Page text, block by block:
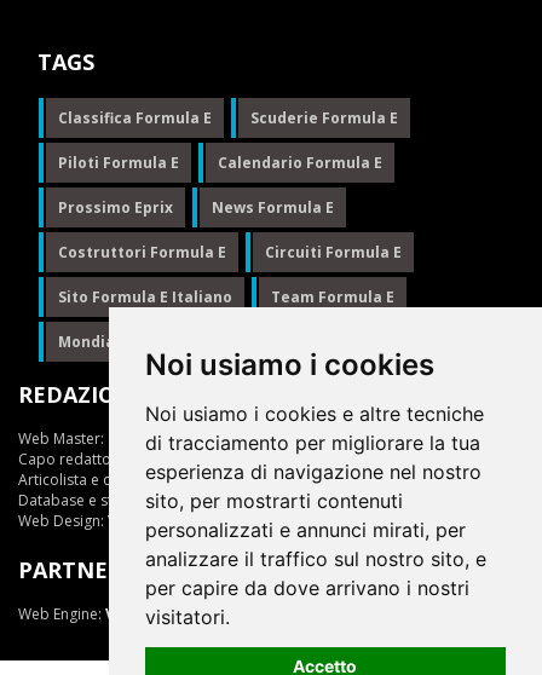
Noi usiamo i cookies
Noi usiamo i cookies e altre tecniche
di tracciamento per migliorare la tua
esperienza di navigazione nel nostro
sito, per mostrarti contenuti
personalizzati e annunci mirati, per
analizzare il traffico sul nostro sito, e
per capire da dove arrivano i nostri
visitatori.
Accetto
TAGS
Classifica Formula E Scuderie Formula E
Piloti Formula E Calendario Formula E
Prossimo Eprix News Formula E
Costruttori Formula E Circuiti Formula E
Sito Formula E Italiano Team Formula E
Mondiale Formula E
REDAZIONE
Web Master:
Ing.Daniele Muscarella
Capo redattore:
Articolista e opinionista:Giuseppe Cianci
Database e statistiche:Marcella Toschi
Web Design: Vittorio Arena
PARTNER
Web Engine: ViDa 3.0